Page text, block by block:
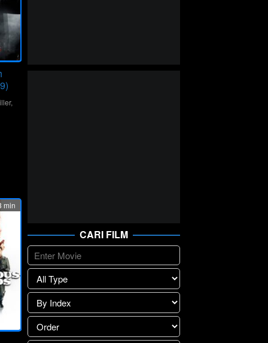
,
min
CARI FILM